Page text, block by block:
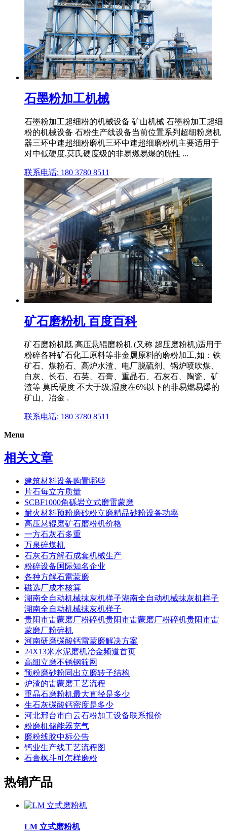
石墨粉加工机械
石墨粉加工超细粉的机械设备 矿山机械 石墨粉加工超细
粉的机械设备 石粉生产线设备当前位置系列超细粉磨机
器三环中速超细粉磨机三环中速超细磨粉机主要适用于
对中低硬度,莫氏硬度级的非易燃易爆的脆性 ...
联系电话: 180 3780 8511
矿石磨粉机 百度百科
矿石磨粉机既 高压悬辊磨粉机 (又称 超压磨粉机)适用于
粉碎各种矿石化工原料等非金属原料的磨粉加工,如：铁
矿石、煤粉石、高炉水渣、电厂脱硫剂、锅炉喷吹煤、
白灰、长石、石英、石膏、重晶石、石灰石、陶瓷、矿
渣等 莫氏硬度 不大于级,湿度在6%以下的非易燃易爆的
矿山、冶金 .
联系电话: 180 3780 8511
Menu
相关文章
建筑材料设备购置哪些
片石每立方质量
SCBF1000角砾岩立式磨雷蒙磨
耐火材料预粉磨砂粉立磨精品砂粉设备功率
高压悬辊磨矿石磨粉机价格
一方石灰石多重
万泉碎煤机
石灰石方解石成套机械生产
粉碎设备国际知名企业
各种方解石雷蒙磨
磁选厂成本核算
湖南全自动机械抹灰机样子湖南全自动机械抹灰机样子
湖南全自动机械抹灰机样子
贵阳市雷蒙磨厂粉碎机贵阳市雷蒙磨厂粉碎机贵阳市雷
蒙磨厂粉碎机
河南研磨碳酸钙雷蒙磨解决方案
24X13米水泥磨机冶金频道首页
高细立磨不锈钢筛网
预粉磨砂粉同出立磨转子结构
炉渣的雷蒙磨工艺流程
重晶石磨粉机最大直径是多少
生石灰碳酸钙密度是多少
河北邢台市白云石粉加工设备联系报价
粉磨机储能器充气
磨粉线胶中标公告
钙业生产线工艺流程图
石膏枫斗可怎样磨粉
热销产品
LM 立式磨粉机